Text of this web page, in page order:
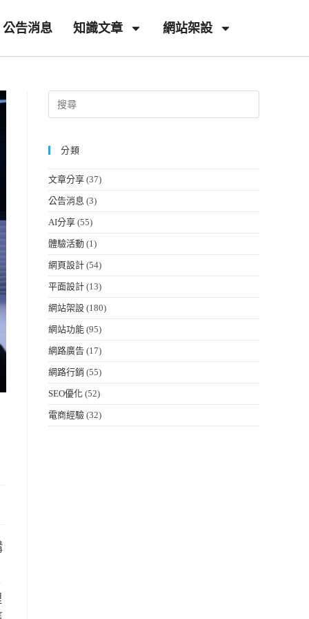
公告消息 知識文章 網站架設
分類
文章分享 (37)
公告消息 (3)
AI分享 (55)
體驗活動 (1)
網頁設計 (54)
平面設計 (13)
網站架設 (180)
網站功能 (95)
網路廣告 (17)
網路行銷 (55)
SEO優化 (52)
電商經驗 (32)